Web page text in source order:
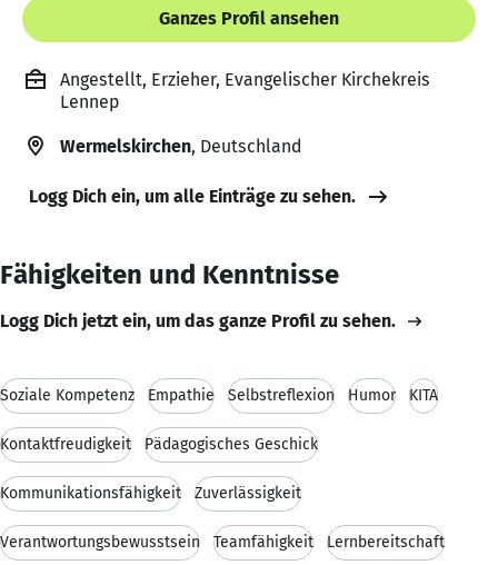
Ganzes Profil ansehen
Angestellt, Erzieher, Evangelischer Kirchekreis
Lennep
Wermelskirchen, Deutschland
Logg Dich ein, um alle Einträge zu sehen.
Fähigkeiten und Kenntnisse
Logg Dich jetzt ein, um das ganze Profil zu sehen.
Soziale Kompetenz Empathie Selbstreflexion Humor KITA
Kontaktfreudigkeit Pädagogisches Geschick
Kommunikationsfähigkeit Zuverlässigkeit
Verantwortungsbewusstsein Teamfähigkeit Lernbereitschaft